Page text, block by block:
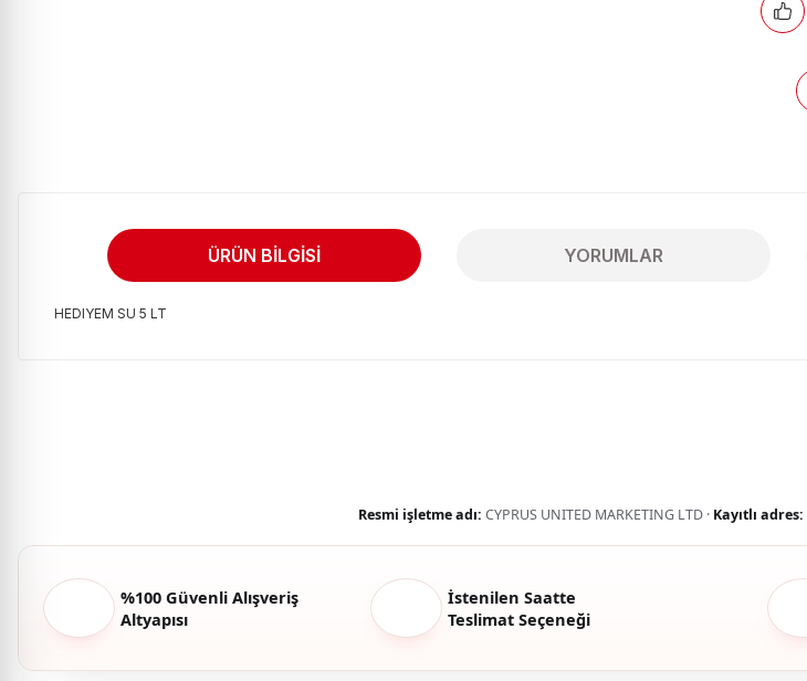
ÜRÜN BILGISI YORUMLAR
HEDIYEM SU 5 LT
Resmi işletme adı: CYPRUS UNITED MARKETING LTD · Kayıtlı adres:
%100 Güvenli Alışveriş
Altyapısı
İstenilen Saatte
Teslimat Seçeneği